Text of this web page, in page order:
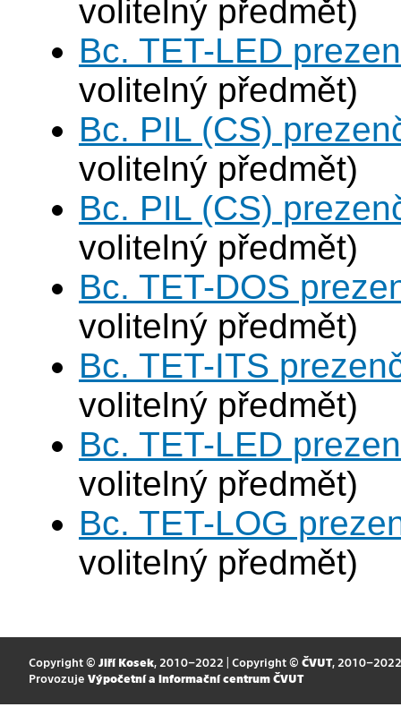
volitelný předmět)
Bc. TET-LED
volitelný předmět)
Bc. PIL (CS)
volitelný předmět)
Bc. PIL (CS)
volitelný předmět)
Bc. TET-DOS
volitelný předmět)
Bc. TET-ITS
volitelný předmět)
Bc. TET-LED
volitelný předmět)
Bc. TET-LOG
volitelný předmět)
Copyright © Jiří Kosek, 2010–2022 | Copyright © ČVUT, 2010–2022
Provozuje Výpočetní a informační centrum ČVUT